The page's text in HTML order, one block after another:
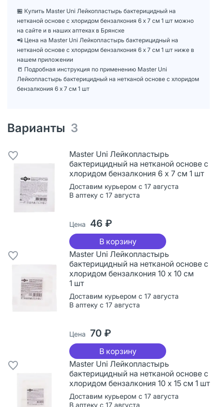
🏪 Купить Master Uni Лейкопластырь бактерицидный на
нетканой основе с хлоридом бензалкония 6 х 7 см 1 шт можно
на сайте и в наших аптеках в Брянске
📲 Цена на Master Uni Лейкопластырь бактерицидный на
нетканой основе с хлоридом бензалкония 6 х 7 см 1 шт ниже в
нашем приложении
📒 Подробная инструкция по применению Master Uni
Лейкопластырь бактерицидный на нетканой основе с хлоридом
бензалкония 6 х 7 см 1 шт
Варианты 3
Master Uni Лейкопластырь
бактерицидный на нетканой основе с
хлоридом бензалкония 6 х 7 см 1 шт
Доставим курьером с 17 августа
В аптеку с 17 августа
Цена 46 ₽
В корзину
Master Uni Лейкопластырь
бактерицидный на нетканой основе с
хлоридом бензалкония 10 х 10 см
1 шт
Доставим курьером с 17 августа
В аптеку с 17 августа
Цена 70 ₽
В корзину
Master Uni Лейкопластырь
бактерицидный на нетканой основе с
хлоридом бензалкония 10 х 15 см 1 шт
Доставим курьером с 17 августа
В аптеку с 17 августа